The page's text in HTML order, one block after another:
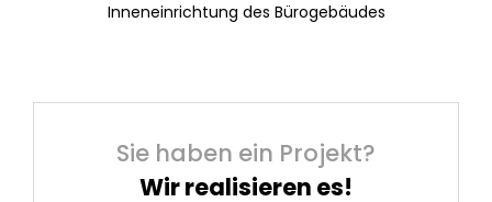
Inneneinrichtung des Bürogebäudes
Sie haben ein Projekt?
Wir realisieren es!